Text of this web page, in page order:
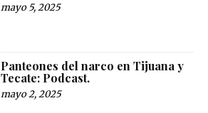
mayo 5, 2025
Panteones del narco en Tijuana y
Tecate: Podcast.
mayo 2, 2025